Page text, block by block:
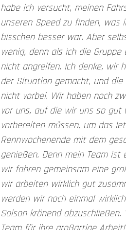
habe ich versucht, meinen
unseren Speed zu finden, was
bisschen besser war. Aber
wenig, denn als ich die
nicht angreifen. Ich denke, wir
der Situation gemacht, und
nicht vorbei. Wir haben noch
vor uns, auf die wir uns so gut
vorbereiten müssen, um das
Rennwochenende mit dem
genießen. Denn mein Team ist
wir fahren gemeinsam eine
wir arbeiten wirklich gut
werden wir noch einmal
Saison krönend abzuschließen.